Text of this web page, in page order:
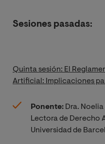
Sesiones pasadas:
Quinta sesión: El
Artificial: Implicaciones
Ponente: Dra.
Lectora de Derecho
Universidad de